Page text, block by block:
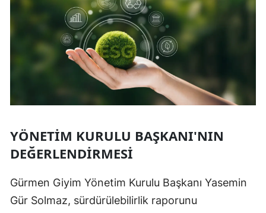
YÖNETIM KURULU BAŞKANI'NIN
DEĞERLENDIRMESI
Gürmen Giyim Yönetim Kurulu Başkanı Yasemin
Gür Solmaz, sürdürülebilirlik raporunu